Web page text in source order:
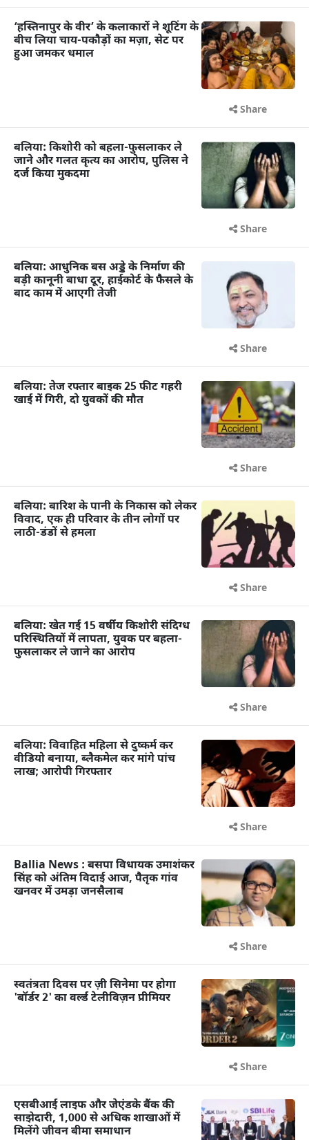
‘हस्तिनापुर के वीर’ के कलाकारों ने शूटिंग के
बीच लिया चाय-पकौड़ों का मज़ा, सेट पर
हुआ जमकर धमाल
Share
बलिया: किशोरी को बहला-फुसलाकर ले
जाने और गलत कृत्य का आरोप, पुलिस ने
दर्ज किया मुकदमा
Share
बलिया: आधुनिक बस अड्डे के निर्माण की
बड़ी कानूनी बाधा दूर, हाईकोर्ट के फैसले के
बाद काम में आएगी तेजी
Share
बलिया: तेज रफ्तार बाइक 25 फीट गहरी
खाई में गिरी, दो युवकों की मौत
Share
बलिया: बारिश के पानी के निकास को लेकर
विवाद, एक ही परिवार के तीन लोगों पर
लाठी-डंडों से हमला
Share
बलिया: खेत गई 15 वर्षीय किशोरी संदिग्ध
परिस्थितियों में लापता, युवक पर बहला-
फुसलाकर ले जाने का आरोप
Share
बलिया: विवाहित महिला से दुष्कर्म कर
वीडियो बनाया, ब्लैकमेल कर मांगे पांच
लाख; आरोपी गिरफ्तार
Share
Ballia News : बसपा विधायक उमाशंकर
सिंह को अंतिम विदाई आज, पैतृक गांव
खनवर में उमड़ा जनसैलाब
Share
स्वतंत्रता दिवस पर ज़ी सिनेमा पर होगा
'बॉर्डर 2' का वर्ल्ड टेलीविज़न प्रीमियर
Share
एसबीआई लाइफ और जेएंडके बैंक की
साझेदारी, 1,000 से अधिक शाखाओं में
मिलेंगे जीवन बीमा समाधान